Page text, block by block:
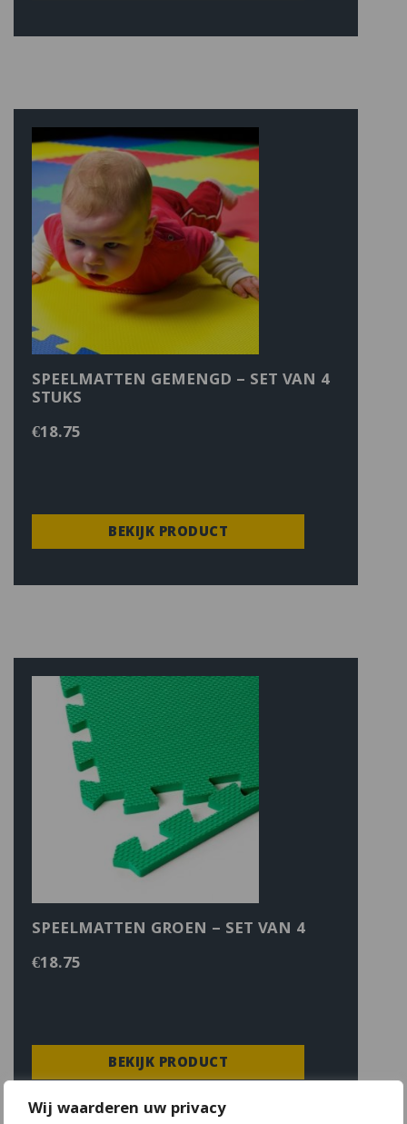
Wij waarderen uw privacy
SPEELMATTEN GEMENGD – SET VAN 4
STUKS
€18.75
BEKIJK PRODUCT
SPEELMATTEN GROEN – SET VAN 4
€18.75
BEKIJK PRODUCT